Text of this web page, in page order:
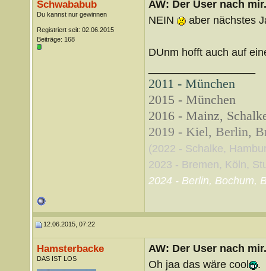
Schwababub
Du kannst nur gewinnen
Registriert seit: 02.06.2015
Beiträge: 168
AW: Der User nach
NEIN
aber nächstes
DUnm hofft auch auf
2011 - München
2015 - München
2016 - Mainz,
2019 - Kiel, Berlin,
(2022 - Schalke,
2023 - Bremen, Köln,
2024 - Berlin, Bochum,
12.06.2015, 07:22
Hamsterbacke
DAS IST LOS
AW: Der User nach
Oh jaa das wäre cool
.